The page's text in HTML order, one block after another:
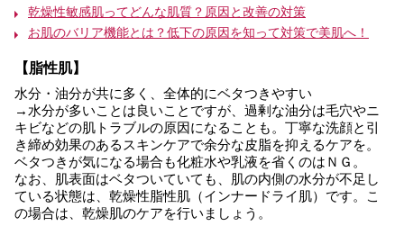
乾燥性敏感肌ってどんな肌質？原因と改善の対策
お肌のバリア機能とは？低下の原因を知って対策で美肌へ！
【脂性肌】
水分・油分が共に多く、全体的にベタつきやすい
→水分が多いことは良いことですが、過剰な油分は毛穴やニ
キビなどの肌トラブルの原因になることも。丁寧な洗顔と引
き締め効果のあるスキンケアで余分な皮脂を抑えるケアを。
ベタつきが気になる場合も化粧水や乳液を省くのはＮＧ。
なお、肌表面はベタついていても、肌の内側の水分が不足し
ている状態は、乾燥性脂性肌（インナードライ肌）です。こ
の場合は、乾燥肌のケアを行いましょう。